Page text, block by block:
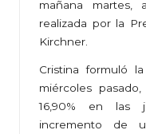
mañana martes,
realizada por la
Kirchner.
Cristina formuló
miércoles
16,90% en las
incremento de